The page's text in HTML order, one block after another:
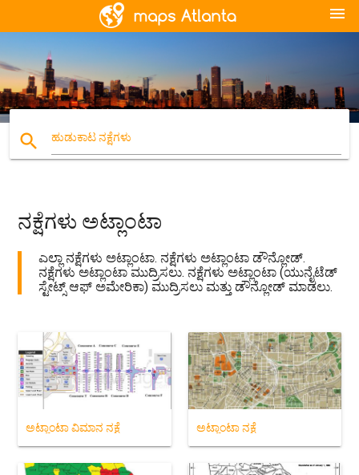
menu
search ಹುಡುಕಾಟ ನಕ್ಷೆಗಳು
ನಕ್ಷೆಗಳು ಅಟ್ಲಾಂಟಾ
ಎಲ್ಲಾ ನಕ್ಷೆಗಳು ಅಟ್ಲಾಂಟಾ. ನಕ್ಷೆಗಳು ಅಟ್ಲಾಂಟಾ ಡೌನ್ಲೋಡ್.
ನಕ್ಷೆಗಳು ಅಟ್ಲಾಂಟಾ ಮುದ್ರಿಸಲು. ನಕ್ಷೆಗಳು ಅಟ್ಲಾಂಟಾ (ಯುನೈಟೆಡ್
ಸ್ಟೇಟ್ಸ್ ಆಫ್ ಅಮೇರಿಕಾ) ಮುದ್ರಿಸಲು ಮತ್ತು ಡೌನ್ಲೋಡ್ ಮಾಡಲು.
ಅಟ್ಲಾಂಟಾ ವಿಮಾನ ನಕ್ಷೆ ಅಟ್ಲಾಂಟಾ ನಕ್ಷೆ